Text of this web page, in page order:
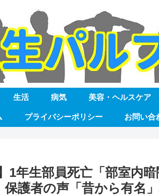
生活 病気 美容・ヘルスケア
プライバシーポリシー お問い合
1年生部員死亡「部室内
護者の声「昔から有名